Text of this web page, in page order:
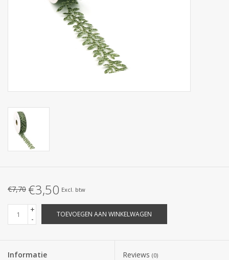
€7,70 €3,50 Excl. btw
+
-
TOEVOEGEN AAN WINKELWAGEN
Informatie Reviews (0)